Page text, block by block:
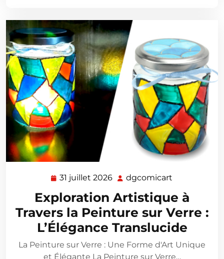
31 juillet 2026 31
juillet
2026
dgcomicart
Exploration Artistique à
Travers la Peinture sur Verre :
L’Élégance Translucide
La Peinture sur Verre : Une Forme d'Art Unique
et Élégante La Peinture sur Verre…